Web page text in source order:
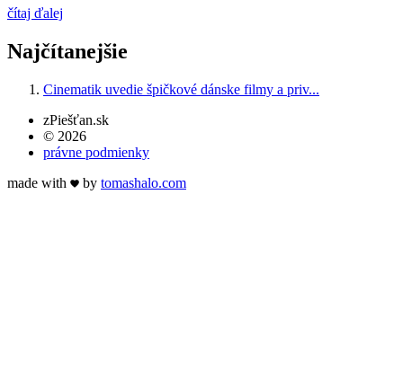
čítaj ďalej
Najčítanejšie
Cinematik uvedie špičkové dánske filmy a priv...
zPiešťan.sk
© 2026
právne podmienky
made with
by tomashalo.com